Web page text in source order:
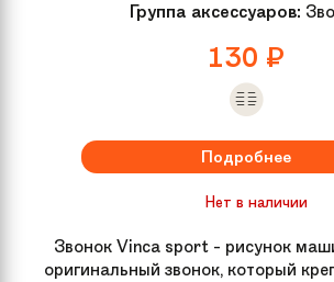
Группа аксессуаров:
130 ₽
Подробнее
Нет в наличии
Звонок Vinca sport - рисунок
оригинальный звонок, который